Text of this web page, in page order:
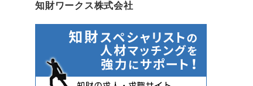
知財ワークス株式会社